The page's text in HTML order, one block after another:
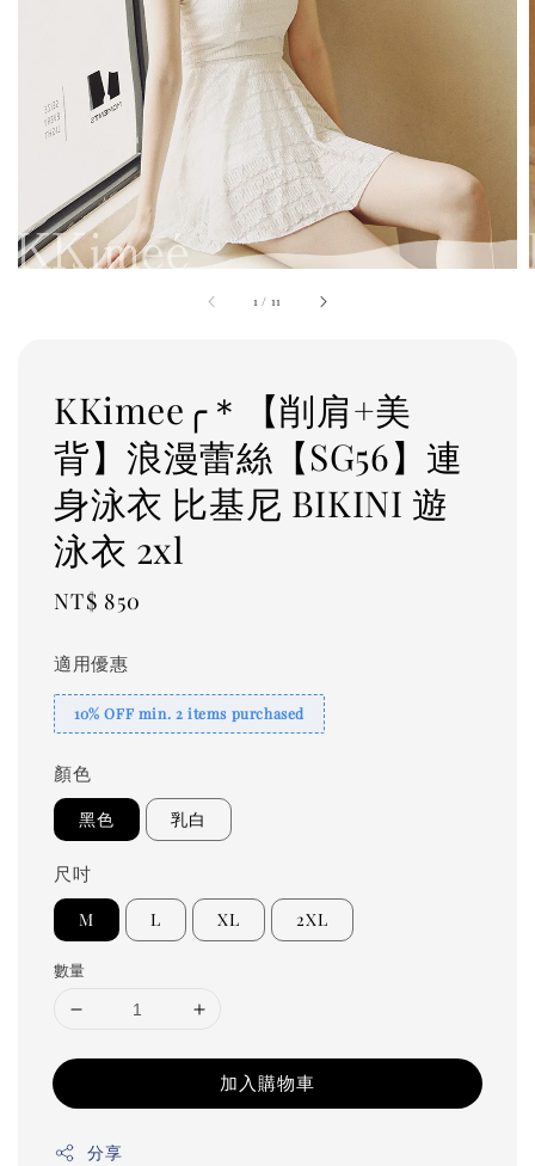
1 / 11
KKimee╭＊【削肩+美
背】浪漫蕾絲【SG56】連
身泳衣 比基尼 BIKINI 遊
泳衣 2xl
Regular
NT$ 850
適用優惠
10% OFF min. 2 items purchased
顏色
黑色 乳白
尺吋
M L XL 2XL
數量
加入購物車
分享